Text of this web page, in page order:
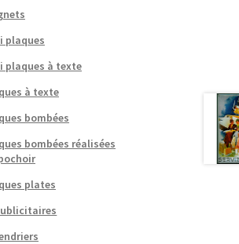
plaques
plaques à texte
à texte
bombées
bombées réalisées
plates